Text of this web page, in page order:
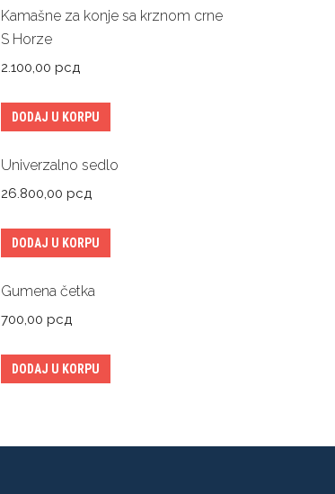
Kamašne za konje sa krznom crne
S Horze
2.100,00 рсд
DODAJ U KORPU
Univerzalno sedlo
26.800,00 рсд
DODAJ U KORPU
Gumena četka
700,00 рсд
DODAJ U KORPU